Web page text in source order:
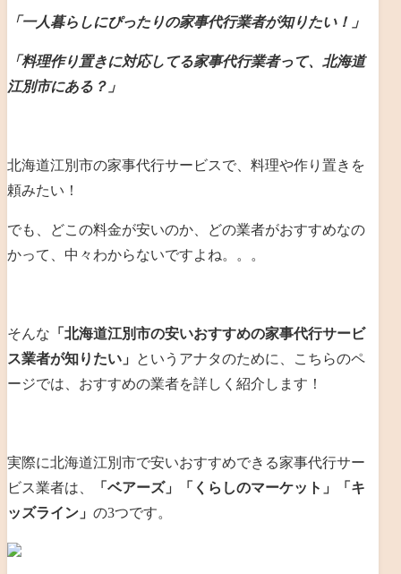
「一人暮らしにぴったりの家事代行業者が知りたい！」
「料理作り置きに対応してる家事代行業者って、北海道
江別市にある？」
北海道江別市の家事代行サービスで、料理や作り置きを
頼みたい！
でも、どこの料金が安いのか、どの業者がおすすめなの
かって、中々わからないですよね。。。
そんな 「北海道江別市の安いおすすめの家事代行サービ
ス業者が知りたい」
というアナタのために、こちらのペ
ージでは、おすすめの業者を詳しく紹介します！
実際に北海道江別市で安いおすすめできる家事代行サー
ビス業者は、
「ベアーズ」「くらしのマーケット」「キ
ッズライン」 の3つです。